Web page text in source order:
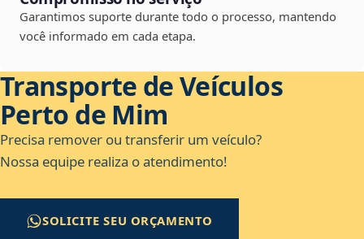
Garantimos suporte durante todo o processo, mantendo
você informado em cada etapa.
Transporte de Veículos
Perto de Mim
Precisa remover ou transferir um veículo?
Nossa equipe realiza o atendimento!
SOLICITE SEU ORÇAMENTO